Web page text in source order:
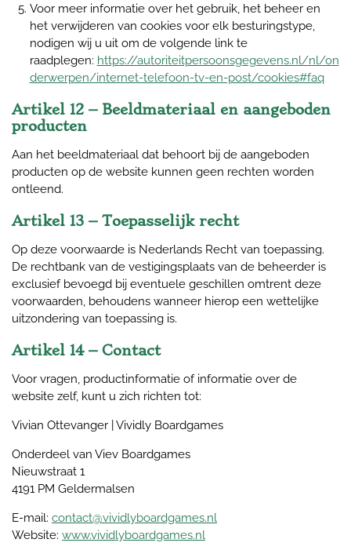
Voor meer informatie over het gebruik, het beheer en
het verwijderen van cookies voor elk besturingstype,
nodigen wij u uit om de volgende link te
raadplegen: https://autoriteitpersoonsgegevens.nl/nl/on
derwerpen/internet-telefoon-tv-en-post/cookies#faq
Artikel 12 – Beeldmateriaal en aangeboden
producten
Aan het beeldmateriaal dat behoort bij de aangeboden
producten op de website kunnen geen rechten worden
ontleend.
Artikel 13 – Toepasselijk recht
Op deze voorwaarde is Nederlands Recht van toepassing.
De rechtbank van de vestigingsplaats van de beheerder is
exclusief bevoegd bij eventuele geschillen omtrent deze
voorwaarden, behoudens wanneer hierop een wettelijke
uitzondering van toepassing is.
Artikel 14 – Contact
Voor vragen, productinformatie of informatie over de
website zelf, kunt u zich richten tot:
Vivian Ottevanger | Vividly Boardgames
Onderdeel van Viev Boardgames
Nieuwstraat 1
4191 PM Geldermalsen
E-mail: contact@vividlyboardgames.nl
Website: www.vividlyboardgames.nl